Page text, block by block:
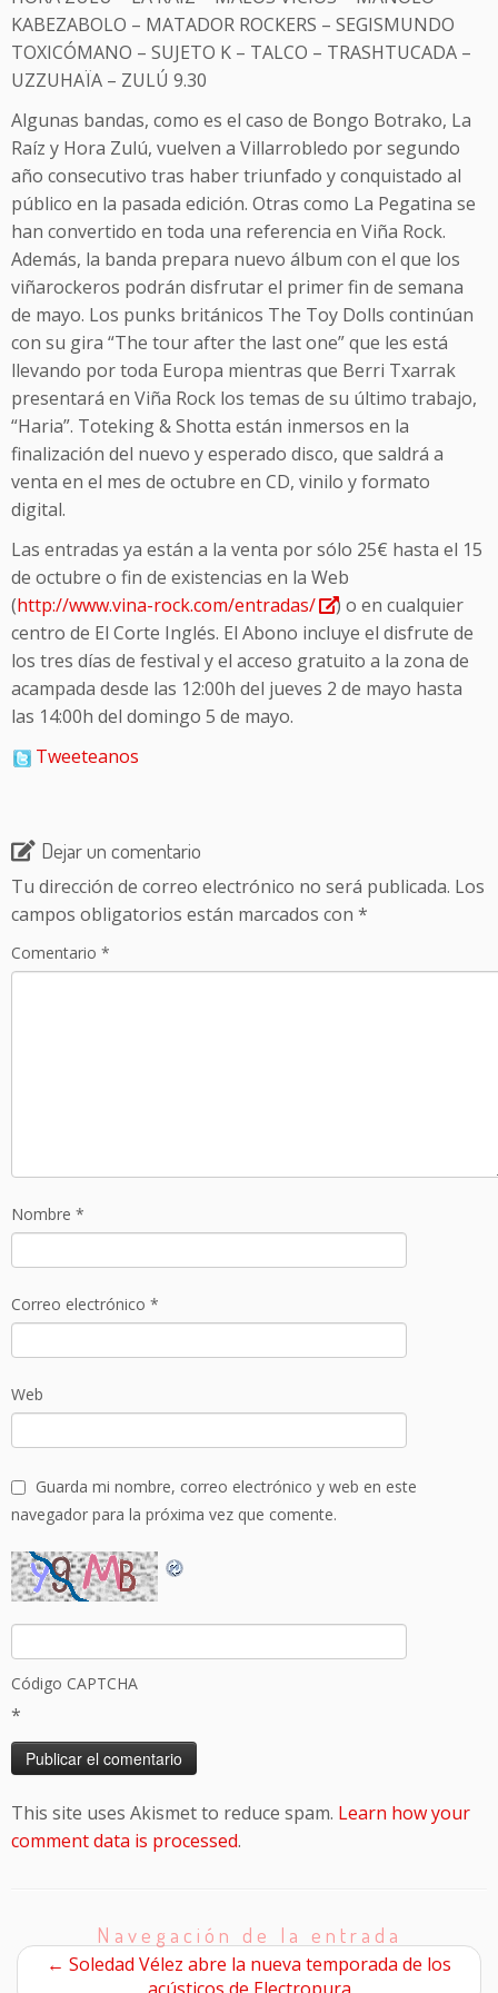
KABEZABOLO – MATADOR ROCKERS – SEGISMUNDO
TOXICÓMANO – SUJETO K – TALCO – TRASHTUCADA –
UZZUHAÏA – ZULÚ 9.30
Algunas bandas, como es el caso de Bongo Botrako, La
Raíz y Hora Zulú, vuelven a Villarrobledo por segundo
año consecutivo tras haber triunfado y conquistado al
público en la pasada edición. Otras como La Pegatina se
han convertido en toda una referencia en Viña Rock.
Además, la banda prepara nuevo álbum con el que los
viñarockeros podrán disfrutar el primer fin de semana
de mayo. Los punks británicos The Toy Dolls continúan
con su gira “The tour after the last one” que les está
llevando por toda Europa mientras que Berri Txarrak
presentará en Viña Rock los temas de su último trabajo,
“Haria”. Toteking & Shotta están inmersos en la
finalización del nuevo y esperado disco, que saldrá a
venta en el mes de octubre en CD, vinilo y formato
digital.
Las entradas ya están a la venta por sólo 25€ hasta el 15
de octubre o fin de existencias en la Web
(http://www.vina-rock.com/entradas/
) o en cualquier
centro de El Corte Inglés. El Abono incluye el disfrute de
los tres días de festival y el acceso gratuito a la zona de
acampada desde las 12:00h del jueves 2 de mayo hasta
las 14:00h del domingo 5 de mayo.
Tweeteanos
Dejar un comentario
Tu dirección de correo electrónico no será publicada. Los
campos obligatorios están marcados con *
Comentario *
Nombre *
Correo electrónico *
Web
Guarda mi nombre, correo electrónico y web en este
navegador para la próxima vez que comente.
Código CAPTCHA
*
This site uses Akismet to reduce spam. Learn how your
comment data is processed.
Navegación de la entrada
← Soledad Vélez abre la nueva temporada de los